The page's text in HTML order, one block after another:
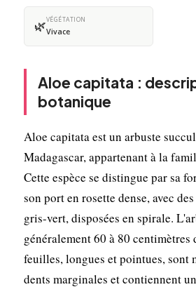
🌿VÉGÉTATION
Vivace
Aloe capitata :
botanique
Aloe capitata est un arbuste
Madagascar, appartenant à la
Cette espèce se distingue par sa
son port en rosette dense, avec
gris-vert, disposées en spirale.
généralement 60 à 80 centimètres
feuilles, longues et pointues, sont
dents marginales et contiennent